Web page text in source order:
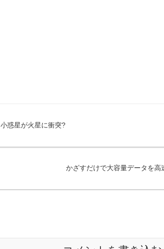
小惑星が火星に衝突?
かざすだけで大容量データを高